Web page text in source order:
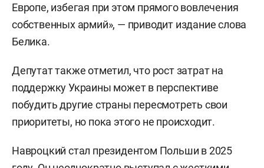
Европе, избегая при этом прямого вовлечения
собственных армий», — приводит издание слова
Белика.
Депутат также отметил, что рост затрат на
поддержку Украины может в перспективе
побудить другие страны пересмотреть свои
приоритеты, но пока этого не происходит.
Навроцкий стал президентом Польши в 2025